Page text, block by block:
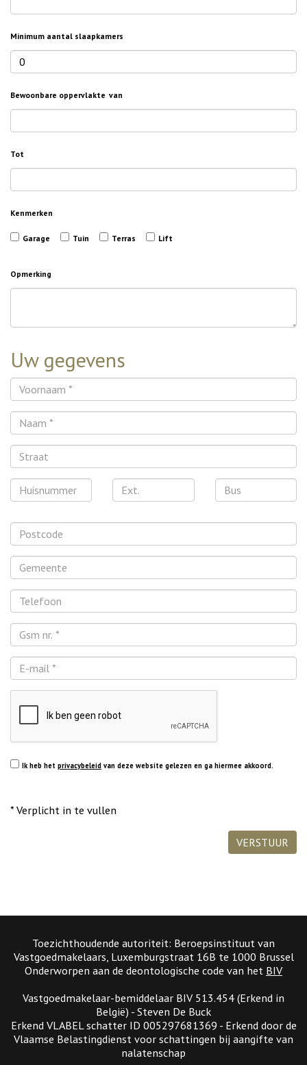
Minimum aantal slaapkamers
Bewoonbare oppervlakte van
Tot
Kenmerken
Garage Tuin Terras Lift
Opmerking
Uw gegevens
Ik heb het privacybeleid van deze website gelezen en ga hiermee akkoord.
* Verplicht in te vullen
Toezichthoudende autoriteit: Beroepsinstituut van
Vastgoedmakelaars, Luxemburgstraat 16B te 1000 Brussel
Onderworpen aan de deontologische code van het BIV
Vastgoedmakelaar-bemiddelaar BIV 513.454 (Erkend in
België) - Steven De Buck
Erkend VLABEL schatter ID 005297681369 - Erkend door de
Vlaamse Belastingdienst voor schattingen bij aangifte van
nalatenschap